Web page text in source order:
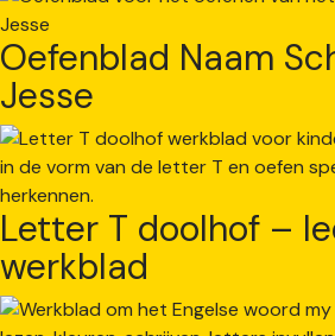
Oefenblad Naam
Jesse
Letter T doolhof –
werkblad